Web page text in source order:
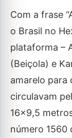
Com a frase
o Brasil no
plataforma –
(Beiçola) e
amarelo para
circulavam
16×9,5
número 1560